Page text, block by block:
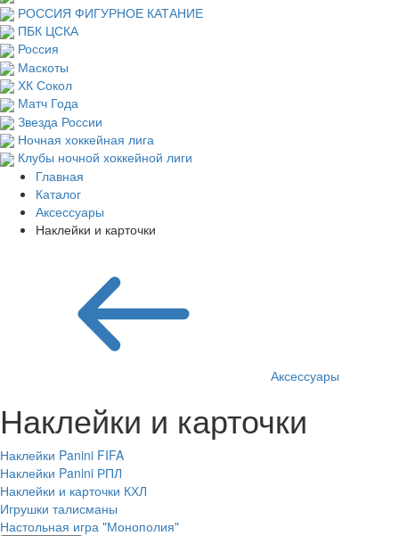
РОССИЯ ФИГУРНОЕ КАТАНИЕ
ПБК ЦСКА
Россия
Маскоты
ХК Сокол
Матч Года
Звезда России
Ночная хоккейная лига
Клубы ночной хоккейной лиги
Главная
Каталог
Аксессуары
Наклейки и карточки
Аксессуары
Наклейки и карточки
Наклейки Panini FIFA
Наклейки Panini РПЛ
Наклейки и карточки КХЛ
Игрушки талисманы
Настольная игра "Монополия"